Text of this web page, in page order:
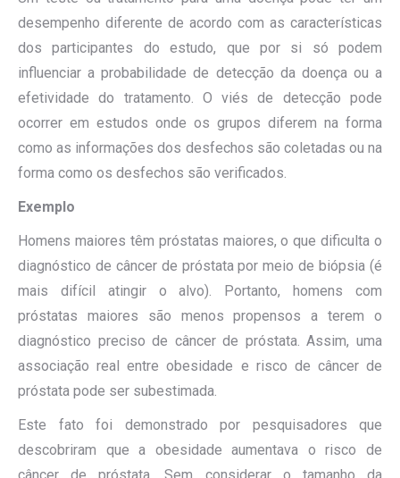
desempenho diferente de acordo com as características
dos participantes do estudo, que por si só podem
influenciar a probabilidade de detecção da doença ou a
efetividade do tratamento. O viés de detecção pode
ocorrer em estudos onde os grupos diferem na forma
como as informações dos desfechos são coletadas ou na
forma como os desfechos são verificados.
Exemplo
Homens maiores têm próstatas maiores, o que dificulta o
diagnóstico de câncer de próstata por meio de biópsia (é
mais difícil atingir o alvo). Portanto, homens com
próstatas maiores são menos propensos a terem o
diagnóstico preciso de câncer de próstata. Assim, uma
associação real entre obesidade e risco de câncer de
próstata pode ser subestimada.
Este fato foi demonstrado por pesquisadores que
descobriram que a obesidade aumentava o risco de